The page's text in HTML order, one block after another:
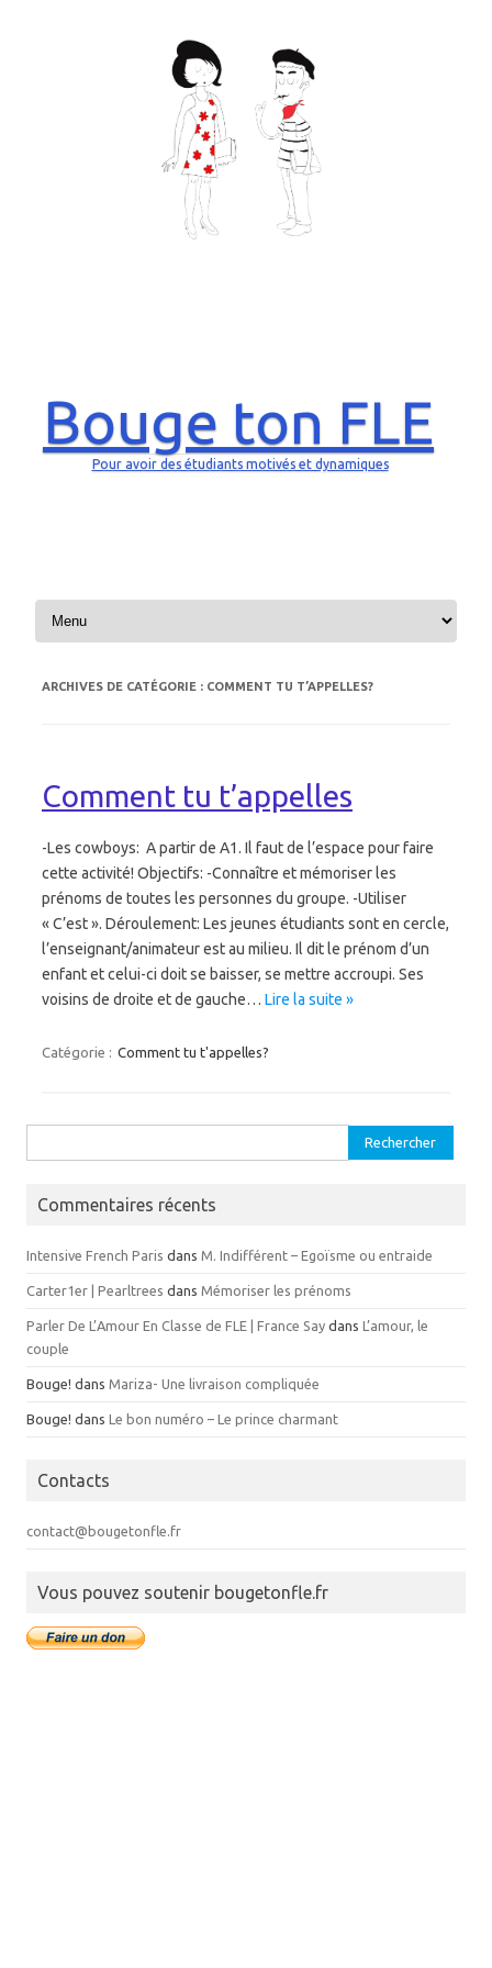
Bouge ton FLE
Pour avoir des étudiants motivés et dynamiques
Aller au contenu
ARCHIVES DE CATÉGORIE : COMMENT TU T’APPELLES?
Comment tu t’appelles
-Les cowboys: A partir de A1. Il faut de l’espace pour faire
cette activité! Objectifs: -Connaître et mémoriser les
prénoms de toutes les personnes du groupe. -Utiliser
« C’est ». Déroulement: Les jeunes étudiants sont en cercle,
l’enseignant/animateur est au milieu. Il dit le prénom d’un
enfant et celui-ci doit se baisser, se mettre accroupi. Ses
voisins de droite et de gauche… Lire la suite »
Catégorie : Comment tu t'appelles?
Commentaires récents
Intensive French Paris dans M. Indifférent – Egoïsme ou entraide
Carter1er | Pearltrees dans Mémoriser les prénoms
Parler De L’Amour En Classe de FLE | France Say dans L’amour, le
couple
Bouge! dans Mariza- Une livraison compliquée
Bouge! dans Le bon numéro – Le prince charmant
Contacts
contact@bougetonfle.fr
Vous pouvez soutenir bougetonfle.fr